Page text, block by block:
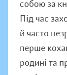
собою за
Під час
й часто
перше
родині та